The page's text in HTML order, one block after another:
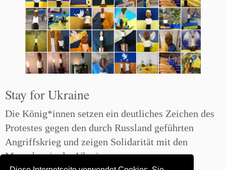
Stay for Ukraine
Die König*innen setzen ein deutliches Zeichen des
Protestes gegen den durch Russland geführten
Angriffskrieg und zeigen Solidarität mit den
Menschen in der Ukraine.